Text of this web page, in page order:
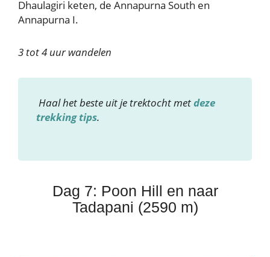
Dhaulagiri keten, de Annapurna South en
Annapurna I.
3 tot 4 uur wandelen
Haal het beste uit je trektocht metdeze
trekking tips.
Dag 7: Poon Hill en naar
Tadapani (2590 m)